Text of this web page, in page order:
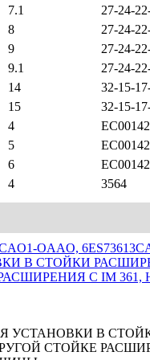
7.1
27-24-
8
27-24-
9
27-24-
9.1
27-24-
14
32-15-
15
32-15-
4
5
6
4
3564
УСТАНОВКИ В
СТОЙКЕ